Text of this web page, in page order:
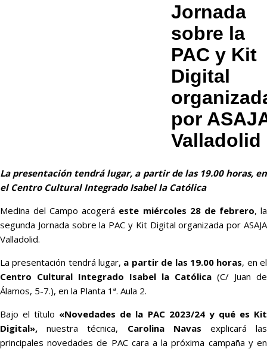
Jornada
sobre la
PAC y Kit
Digital
por
Valladolid
La presentación tendrá lugar, a partir de las 19.00 horas, en
el Centro Cultural Integrado Isabel la Católica
Medina del Campo acogerá este miércoles 28 de febrero, la
segunda Jornada sobre la PAC y Kit Digital organizada por ASAJA
Valladolid.
La presentación tendrá lugar, a partir de las 19.00 horas, en el
Centro Cultural Integrado Isabel la Católica (C/ Juan de
Álamos, 5-7.), en la Planta 1ª. Aula 2.
Bajo el título «Novedades de la PAC 2023/24 y qué es Kit
Digital», nuestra técnica, Carolina Navas explicará las
principales novedades de PAC cara a la próxima campaña y en